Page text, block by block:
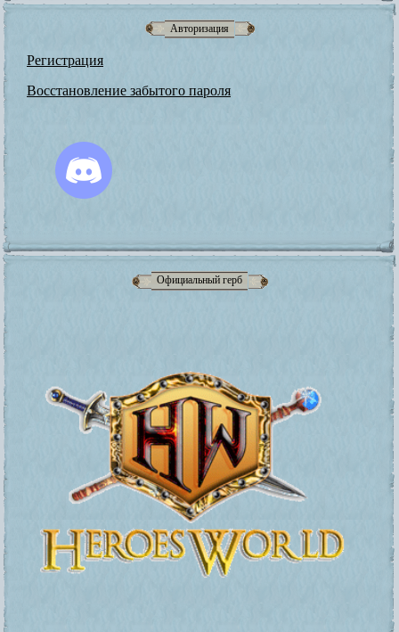
Авторизация
Регистрация
Восстановление забытого пароля
Официальный герб